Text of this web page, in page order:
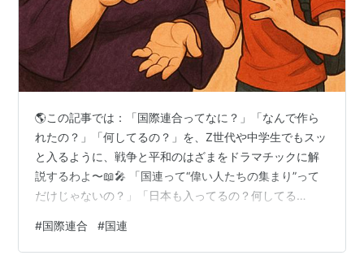
🌎この記事では：「国際連合ってなに？」「なんで作ら
れたの？」「何してるの？」を、Z世代や中学生でもスッ
と入るように、戦争と平和のはざまをドラマチックに解
説するわよ〜📖🎤 「国連って“偉い人たちの集まり”って
だけじゃないの？」「日本も入ってるの？何してる
いっきに解消していくわよ〜ッ🌐✨ 大人も子どもも楽しめ
る 社会科見学 👦「オネェさん、“国際連合”ってよく聞く
#国際連合 #国連